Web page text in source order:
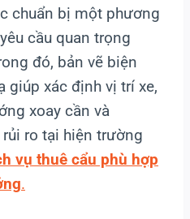
chuẩn bị một phương
cầu quan trọng
đó, bản vẽ biện
giúp xác định vị trí xe,
xoay cần và
ro tại hiện trường
vụ thuê cẩu phù hợp
.